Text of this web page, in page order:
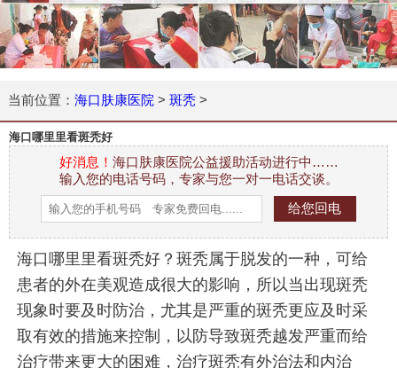
当前位置： 海口肤康医院 > 斑秃>
海口哪里里看斑秃好
好消息！ 海口肤康医院公益援助活动进行中……
输入您的电话号码，专家与您一对一电话交谈。
海口哪里里看斑秃好？斑秃属于脱发的一种，可给
患者的外在美观造成很大的影响，所以当出现斑秃
现象时要及时防治，尤其是严重的斑秃更应及时采
取有效的措施来控制，以防导致斑秃越发严重而给
治疗带来更大的困难，治疗斑秃有外治法和内治